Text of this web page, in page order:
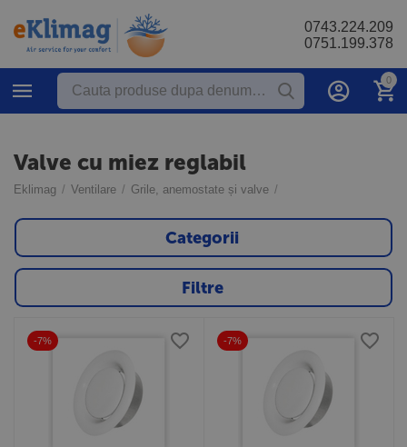
0743.224.209
0751.199.378
0
Valve cu miez reglabil
Eklimag / Ventilare / Grile, anemostate și valve /
Categorii
Filtre
-7% -7%